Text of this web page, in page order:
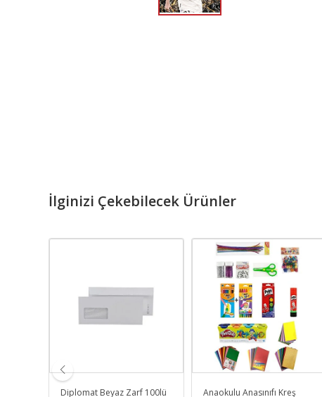
İlginizi Çekebilecek Ürünler
Diplomat Beyaz Zarf 100lü
Anaokulu Anasınıfı Kreş